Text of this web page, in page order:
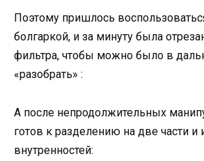
Поэтому пришлось
болгаркой, и за минуту была
фильтра, чтобы можно было в
«разобрать» :
А после непродолжительных
готов к разделению на две части
внутренностей: